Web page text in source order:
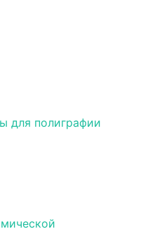
для полиграфии